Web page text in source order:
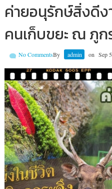
ค่ายอนุรักษ์สิ่งดีง
คนเก็บขยะ ณ ภูก
By admin on Sep
No Comments